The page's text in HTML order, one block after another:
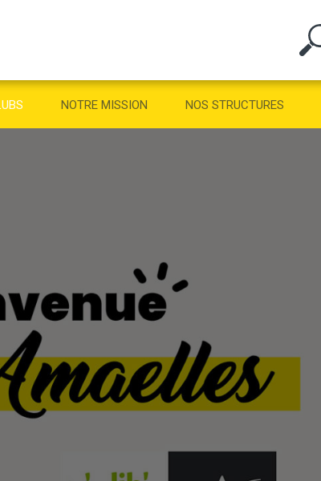
NOTRE MISSION NOS STRUCTURES